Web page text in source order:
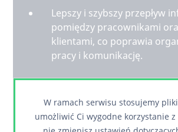
Lepszy i szybszy przepływ
pomiędzy pracownikami
klientami, co poprawia
pracy i komunikację.
nadal można rozwijać.
W ramach serwisu stosujemy
umożliwić Ci wygodne korzystanie z